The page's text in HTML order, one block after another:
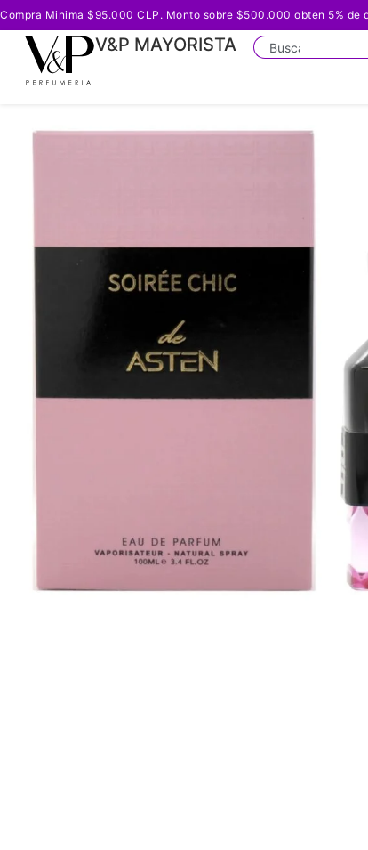
Compra Minima $95.000 CLP. Monto sobre $500.000 obten 5%
V&P MAYORISTA